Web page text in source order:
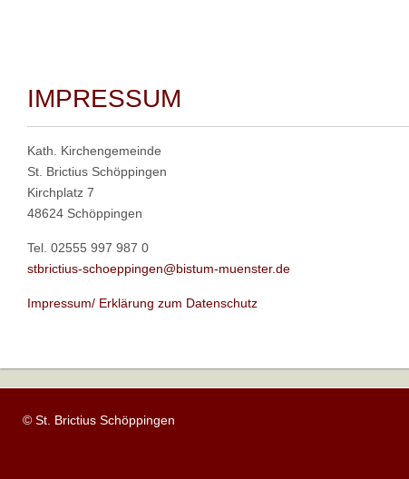
IMPRESSUM
Kath. Kirchengemeinde
St. Brictius Schöppingen
Kirchplatz 7
48624 Schöppingen
Tel. 02555 997 987 0
stbrictius-schoeppingen@bistum-muenster.de
Impressum/ Erklärung zum Datenschutz
© St. Brictius Schöppingen